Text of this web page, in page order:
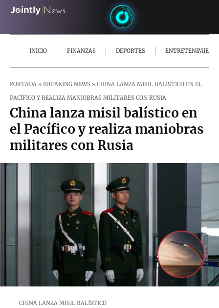
INICIO FINANZAS DEPORTES
PORTADA » BREAKING NEWS » CHINA LANZA MISIL BALÍSTICO EN EL
PACÍFICO Y REALIZA MANIOBRAS MILITARES CON RUSIA
China lanza misil balístico en
el Pacífico y realiza maniobras
militares con Rusia
CHINA LANZA MISIL BALÍSTICO